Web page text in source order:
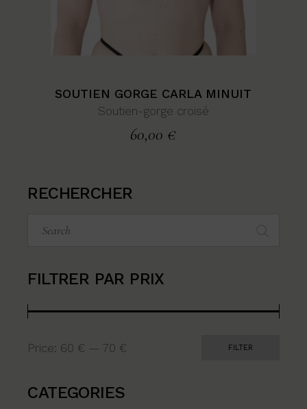
SOUTIEN GORGE CARLA MINUIT
Soutien-gorge croisé
60,00 €
RECHERCHER
for:
FILTRER PAR PRIX
Min
Max
FILTER
Price: 60 € —70 €
CATEGORIES